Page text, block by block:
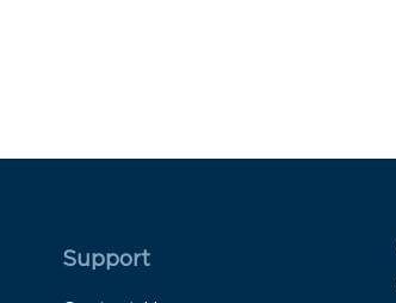
Rodapé 2
Support